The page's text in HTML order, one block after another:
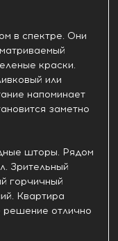
в спектре. Они
краски.
или
напоминает
заметно
шторы. Рядом
Зрительный
горчичный
Квартира
решение отлично